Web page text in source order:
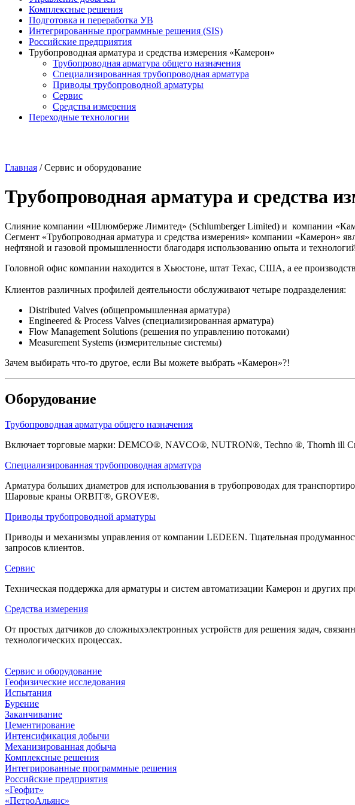
Комплексные решения
Подготовка и переработка УВ
Интегрированные программные решения (SIS)
Российские предприятия
Трубопроводная арматура и средства измерения «Камерон»
Трубопроводная арматура общего назначения
Специализированная трубопроводная арматура
Приводы трубопроводной арматуры
Сервис
Средства измерения
Переходные технологии
Главная /Сервис и оборудование
Трубопроводная арматура и средства
Слияние компании «Шлюмберже Лимитед» (Schlumberger Limited) и компании
Сегмент «Трубопроводная арматура и средства измерения» компании «Камерон»
нефтяной и газовой промышленности благодаря использованию опыта и
Головной офис компании находится в Хьюстоне, штат Техас, США, а ее
Клиентов различных профилей деятельности обслуживают четыре подразделения:
Distributed Valves (общепромышленная арматура)
Engineered & Process Valves (специализированная арматура)
Flow Management Solutions (решения по управлению потоками)
Measurement Systems (измерительные системы)
Зачем выбирать что-то другое, если Вы можете выбрать «Камерон»?!
Оборудование
Трубопроводная арматура общего назначения
Включает торговые марки: DEMCO®, NAVCO®, NUTRON®, Techno ®, Thornh ill
Специализированная трубопроводная арматура
Арматура больших диаметров для использования в трубопроводах для
Шаровые краны ORBIT®, GROVE®.
Приводы трубопроводной арматуры
Приводы и механизмы управления от компании LEDEEN. Тщательная
запросов клиентов.
Сервис
Техническая поддержка для арматуры и систем автоматизации Камерон и других
Средства измерения
От простых датчиков до сложныхэлектронных устройств для решения задач,
технологических процессах.
Сервис и оборудование
Геофизические исследования
Испытания
Бурение
Заканчивание
Цементирование
Интенсификация добычи
Механизированная добыча
Комплексные решения
Интегрированные программные решения
Российские предприятия
«Геофит»
«ПетроАльянс»